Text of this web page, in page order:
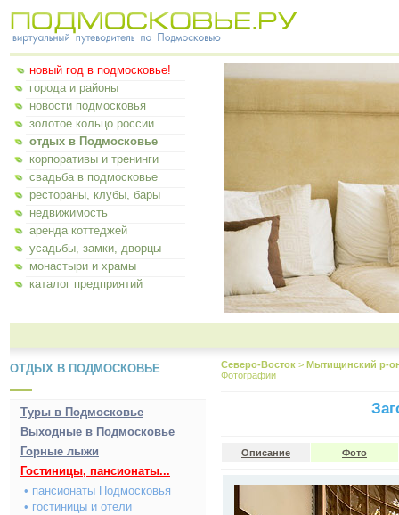
новый год в подмосковье!
города и районы
новости подмосковья
золотое кольцо россии
отдых в Подмосковье
корпоративы и тренинги
свадьба в подмосковье
рестораны, клубы, бары
недвижимость
аренда коттеджей
усадьбы, замки, дворцы
монастыри и храмы
каталог предприятий
ОТДЫХ В ПОДМОСКОВЬЕ
Туры в Подмосковье
Выходные в Подмосковье
Горные лыжи
Гостиницы, пансионаты...
• пансионаты Подмосковья
• гостиницы и отели
Северо-Восток > Мытищинский р-
Фотографии
Описание Фото